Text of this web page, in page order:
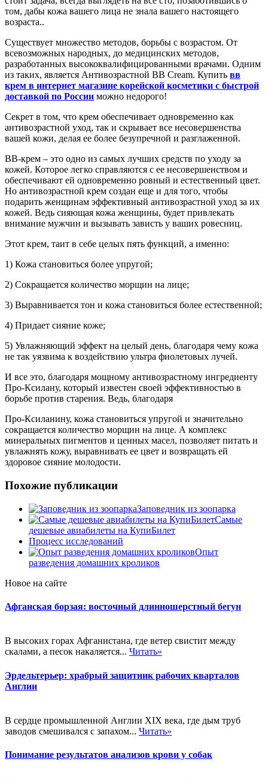
том, дабы кожа вашего лица не знала вашего настоящего
возраста..
Существует множество методов, борьбы с возрастом. От
всевозможных народных, до медицинских методов,
разработанных высококвалифицированными врачами. Одним
из таких, является Антивозрастной ВВ Cream. Купить вв
крем в интернет магазине корейской косметики с быстрой
доставкой по России можно недорого!
Секрет в том, что крем обеспечивает одновременно как
антивозрастной уход, так и скрывает все несовершенства
вашей кожи, делая ее более безупречной и разглаженной.
ВВ-крем – это одно из самых лучших средств по уходу за
кожей. Которое легко справляются с ее несовершенством и
обеспечивают ей одновременно ровный и естественный цвет.
Но антивозрастной крем создан еще и для того, чтобы
подарить женщинам эффективный антивозрастной уход за их
кожей. Ведь сияющая кожа женщины, будет привлекать
внимание мужчин и вызывать зависть у ваших ровесниц.
Этот крем, таит в себе целых пять функций, а именно:
1) Кожа становиться более упругой;
2) Сокращается количество морщин на лице;
3) Выравнивается тон и кожа становиться более естественной;
4) Придает сияние коже;
5) Увлажняющий эффект на целый день, благодаря чему кожа
не так уязвима к воздействию ультра фиолетовых лучей.
И все это, благодаря мощному антивозрастному ингредиенту
Про-Ксилану, который известен своей эффективностью в
борьбе против старения. Ведь, благодаря
Про-Ксиланину, кожа становиться упругой и значительно
сокращается количество морщин на лице. А комплекс
минеральных пигментов и ценных масел, позволяет питать и
увлажнять кожу, выравнивать ее цвет и возвращать ей
здоровое сияние молодости.
Похожие публикации
Заповедник из зоопарка
Самые
дешевые авиабилеты на КупиБилет
Процесс исследований
Опыт
разведения домашних кроликов
Новое на сайте
Афганская борзая: восточный длинношерстный бегун
В высоких горах Афганистана, где ветер свистит между
скалами, а песок накаляется... Читать»
Эрдельтерьер: храбрый защитник рабочих кварталов
Англии
В сердце промышленной Англии XIX века, где дым труб
заводов смешивался с запахом... Читать»
Понимание результатов анализов крови у собак